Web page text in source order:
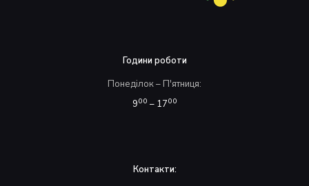
Години роботи
Понеділок – П'ятниця:
900 – 1700
Контакти: